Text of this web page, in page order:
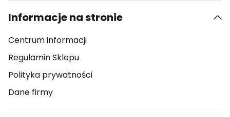
Informacje na stronie
Centrum informacji
Regulamin Sklepu
Polityka prywatności
Dane firmy